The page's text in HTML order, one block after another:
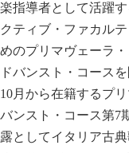
楽指導者として活躍
クティブ・ファカル
めのプリマヴェーラ
ドバンスト・コース
10月から在籍するプ
バンスト・コース第7
露としてイタリア古